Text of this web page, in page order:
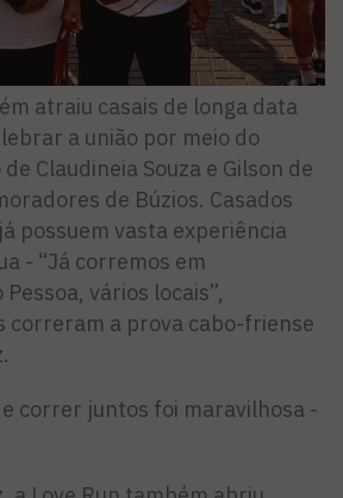
atraiu casais de longa data
a união por meio do
Claudineia Souza e Gilson de
de Búzios. Casados
possuem vasta experiência
- “Já corremos em
vários locais”,
correram a prova cabo-friense
correr juntos foi maravilhosa -